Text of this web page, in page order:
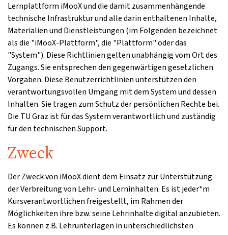
Lernplattform iMooX und die damit zusammenhängende
technische Infrastruktur und alle darin enthaltenen Inhalte,
Materialien und Dienstleistungen (im Folgenden bezeichnet
als die "iMooX-Plattform", die "Plattform" oder das
"System"). Diese Richtlinien gelten unabhängig vom Ort des
Zugangs. Sie entsprechen den gegenwärtigen gesetzlichen
Vorgaben. Diese Benutzerrichtlinien unterstützen den
verantwortungsvollen Umgang mit dem System und dessen
Inhalten. Sie tragen zum Schutz der persönlichen Rechte bei.
Die TU Graz ist für das System verantwortlich und zuständig
für den technischen Support.
Zweck
Der Zweck von iMooX dient dem Einsatz zur Unterstützung
der Verbreitung von Lehr- und Lerninhalten. Es ist jeder*m
Kursverantwortlichen freigestellt, im Rahmen der
Möglichkeiten ihre bzw. seine Lehrinhalte digital anzubieten.
Es können z.B. Lehrunterlagen in unterschiedlichsten